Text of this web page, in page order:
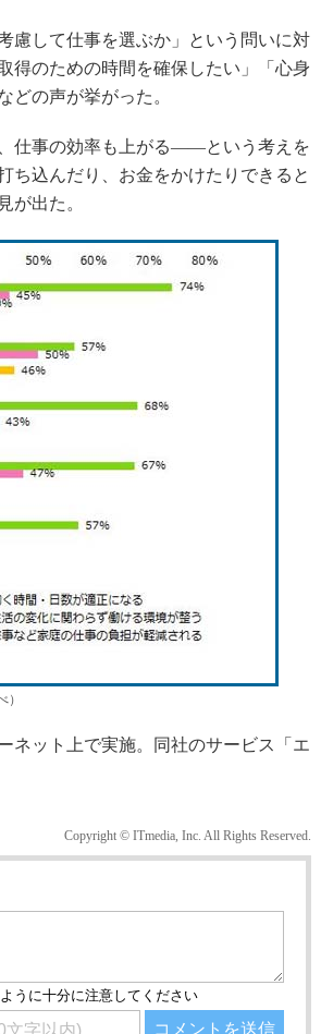
慮して仕事を選ぶか」という問いに対
得のための時間を確保したい」「心身
どの声が挙がった。
仕事の効率も上がる――という考えを
ち込んだり、お金をかけたりできると
が出た。
ネット上で実施。同社のサービス「エ
Copyright © ITmedia, Inc. All Rights Reserved.